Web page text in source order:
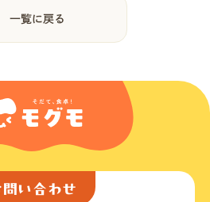
一覧に戻る
問い合わせ